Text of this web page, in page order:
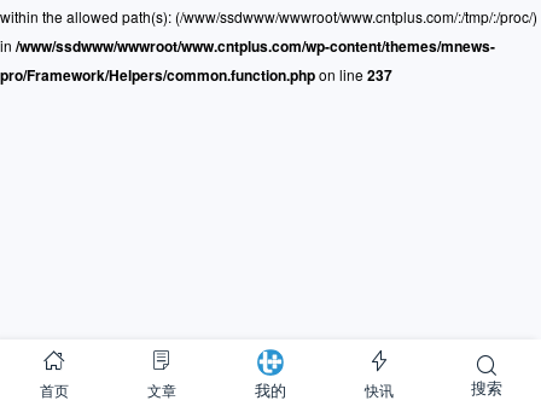
首页 文章 我的 快讯 搜索
within the allowed path(s): (/www/ssdwww/wwwroot/www.cntplus.com/:/tmp/:/proc/)
in /www/ssdwww/wwwroot/www.cntplus.com/wp-content/themes/mnews-
pro/Framework/Helpers/common.function.phpon line237